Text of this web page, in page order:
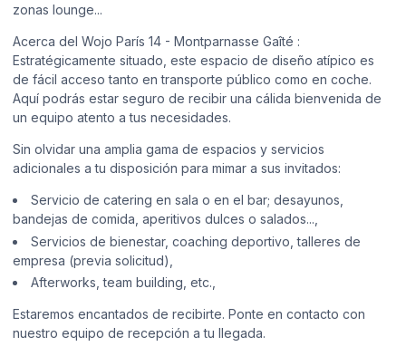
zonas lounge...
Acerca del Wojo París 14 - Montparnasse Gaîté :
Estratégicamente situado, este espacio de diseño atípico es
de fácil acceso tanto en transporte público como en coche.
Aquí podrás estar seguro de recibir una cálida bienvenida de
un equipo atento a tus necesidades.
Sin olvidar una amplia gama de espacios y servicios
adicionales a tu disposición para mimar a sus invitados:
Servicio de catering en sala o en el bar; desayunos,
bandejas de comida, aperitivos dulces o salados...,
Servicios de bienestar, coaching deportivo, talleres de
empresa (previa solicitud),
Afterworks, team building, etc.,
Estaremos encantados de recibirte. Ponte en contacto con
nuestro equipo de recepción a tu llegada.